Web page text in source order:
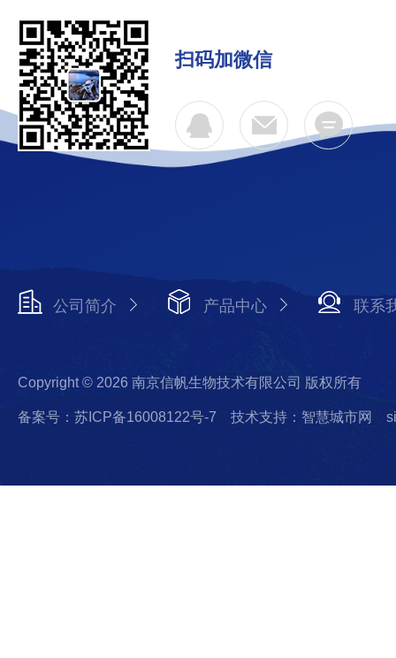
扫码加微信
公司简介 产品中心 联系
Copyright © 2026 南京信帆生物技术有限公司 版权所有
备案号：苏ICP备16008122号-7 技术支持：智慧城市网